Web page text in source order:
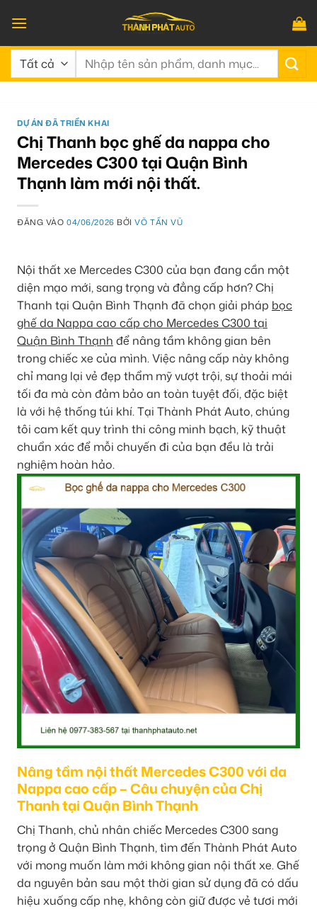
qua
nội
dung
Tìm
DỰ ÁN ĐÃ TRIỂN KHAI
Chị Thanh bọc ghế da nappa cho
Mercedes C300 tại Quận Bình
Thạnh làm mới nội thất.
ĐĂNG VÀO04/06/2026 BỞIVÕ TẤN VŨ
Nội thất xe Mercedes C300 của bạn đang cần một
diện mạo mới, sang trọng và đẳng cấp hơn? Chị
Thanh tại Quận Bình Thạnh đã chọn giải pháp bọc
ghế da Nappa cao cấp cho Mercedes C300 tại
Quận Bình Thạnh để nâng tầm không gian bên
trong chiếc xe của mình. Việc nâng cấp này không
chỉ mang lại vẻ đẹp thẩm mỹ vượt trội, sự thoải mái
tối đa mà còn đảm bảo an toàn tuyệt đối, đặc biệt
là với hệ thống túi khí. Tại Thành Phát Auto, chúng
tôi cam kết quy trình thi công minh bạch, kỹ thuật
chuẩn xác để mỗi chuyến đi của bạn đều là trải
nghiệm hoàn hảo.
Nâng tầm nội thất Mercedes C300 với da
Nappa cao cấp – Câu chuyện của Chị
Thanh tại Quận Bình Thạnh
Chị Thanh, chủ nhân chiếc Mercedes C300 sang
trọng ở Quận Bình Thạnh, tìm đến Thành Phát Auto
với mong muốn làm mới không gian nội thất xe. Ghế
da nguyên bản sau một thời gian sử dụng đã có dấu
hiệu xuống cấp nhẹ, không còn giữ được vẻ tươi mới